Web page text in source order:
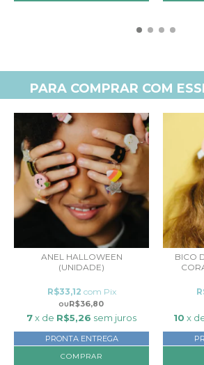
PARA COMPRAR COM
ANEL HALLOWEEN
(UNIDADE)
R$36,80
R$33,12 com Pix
7x de R$5,26 sem juros
PRONTA ENTREGA
COMPRAR
BICO
10 x